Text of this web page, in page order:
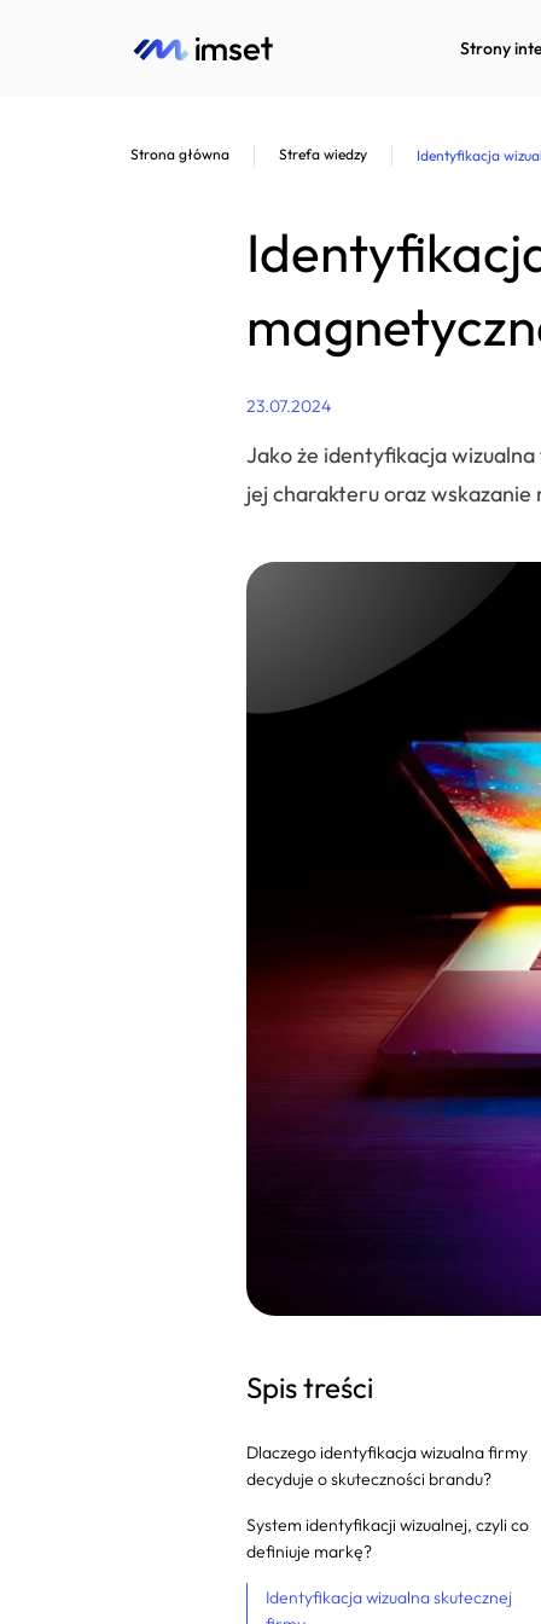
Strony
Strona główna Strefa wiedzy Identyfikacja
23.07.2024
Jako że identyfikacja
jej charakteru oraz wskazanie
Spis treści
Dlaczego identyfikacja wizualna firmy
decyduje o skuteczności brandu?
System identyfikacji wizualnej, czyli co
definiuje markę?
Identyfikacja wizualna skutecznej